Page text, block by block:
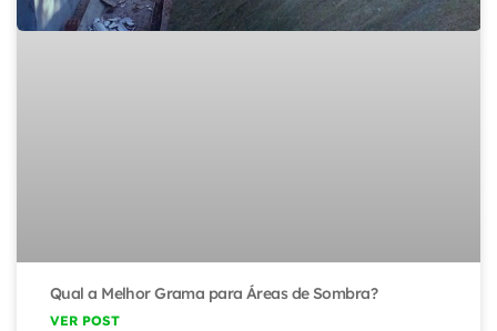
Qual a Melhor Grama para Áreas de Sombra?
VER POST